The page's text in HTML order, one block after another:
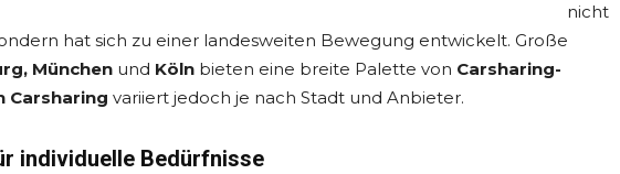
nicht
hat sich zu einer landesweiten Bewegung entwickelt. Große
München und Köln bieten eine breite Palette von Carsharing-
Carsharing variiert jedoch je nach Stadt und Anbieter.
individuelle Bedürfnisse